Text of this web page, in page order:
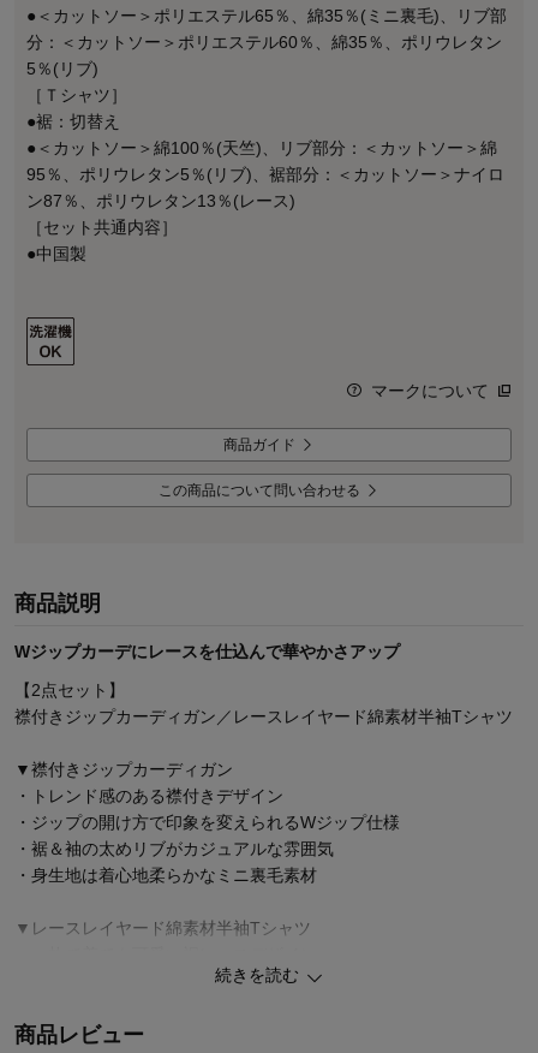
●＜カットソー＞ポリエステル65％、綿35％(ミニ裏毛)、リブ部
分：＜カットソー＞ポリエステル60％、綿35％、ポリウレタン
5％(リブ)
［Ｔシャツ］
●裾：切替え
●＜カットソー＞綿100％(天竺)、リブ部分：＜カットソー＞綿
95％、ポリウレタン5％(リブ)、裾部分：＜カットソー＞ナイロ
ン87％、ポリウレタン13％(レース)
［セット共通内容］
●中国製
マークについて
商品ガイド
この商品について問い合わせる
商品説明
Wジップカーデにレースを仕込んで華やかさアップ
【2点セット】
襟付きジップカーディガン／レースレイヤード綿素材半袖Tシャツ
▼襟付きジップカーディガン
・トレンド感のある襟付きデザイン
・ジップの開け方で印象を変えられるWジップ仕様
・裾＆袖の太めリブがカジュアルな雰囲気
・身生地は着心地柔らかなミニ裏毛素材
▼レースレイヤード綿素材半袖Tシャツ
・レイヤードして裾レースをのぞかせても
・裾部分は透け感のあるレース素材
続きを読む
商品レビュー